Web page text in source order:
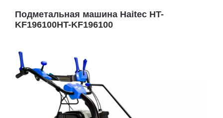
Подметальная машина Haitec HT-
KF196100HT-KF196100